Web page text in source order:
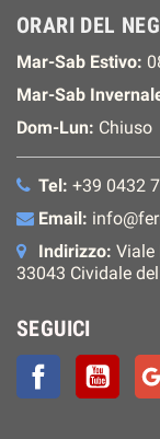
ORARI DEL
Mar-Sab Estivo:
Mar-Sab
Dom-Lun: Chiuso
Tel: +39 0432
Email:
Indirizzo: Viale
33043 Cividale
SEGUICI
Facebook